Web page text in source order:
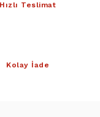
Hızlı Teslimat
Kolay İade